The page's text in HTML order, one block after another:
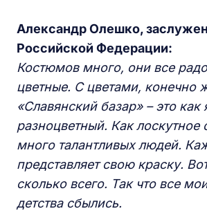
Александр Олешко,
Российской Федерации:
Костюмов много, они все
цветные. С цветами, конечно
«Славянский базар» – это как
разноцветный. Как лоскутное
много талантливых людей.
представляет свою краску.
сколько всего. Так что все
детства сбылись.